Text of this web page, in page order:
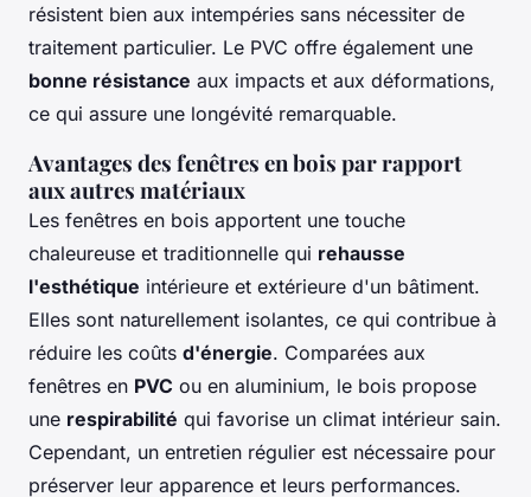
résistent bien aux intempéries sans nécessiter de
traitement particulier. Le PVC offre également une
bonne résistance aux impacts et aux déformations,
ce qui assure une longévité remarquable.
Avantages des fenêtres en bois par rapport
aux autres matériaux
Les fenêtres en bois apportent une touche
chaleureuse et traditionnelle qui rehausse
l'esthétique intérieure et extérieure d'un bâtiment.
Elles sont naturellement isolantes, ce qui contribue à
réduire les coûts d'énergie. Comparées aux
fenêtres en PVC ou en aluminium, le bois propose
une respirabilité qui favorise un climat intérieur sain.
Cependant, un entretien régulier est nécessaire pour
préserver leur apparence et leurs performances.